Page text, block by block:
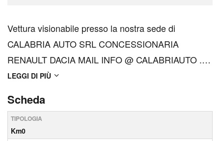
Vettura visionabile presso la nostra sede di
CALABRIA AUTO SRL CONCESSIONARIA
RENAULT DACIA MAIL INFO @ CALABRIAUTO . IT
GIOIA TAURO (RC) VIA NAZIONALE 111 TEL 0966
nostra concessionaria, dove poter avere tutte le
informazioni sulla vettura scel...
LEGGI DI PIÙ
Scheda
TIPOLOGIA
Km0